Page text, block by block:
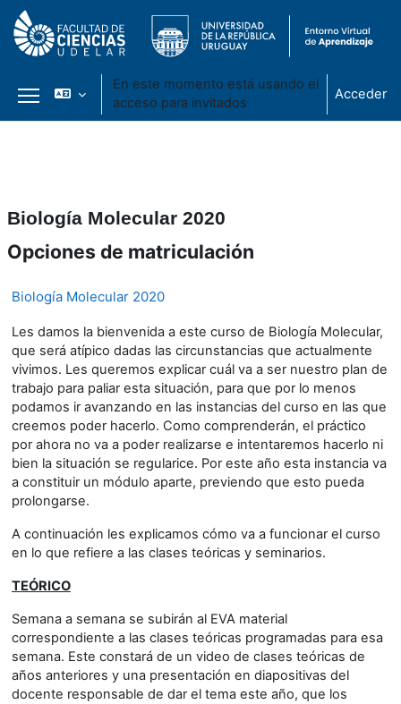
Panel lateral
En este momento está usando el
acceso para invitados
Acceder
Biología Molecular 2020
Opciones de matriculación
Biología Molecular 2020
Les damos la bienvenida a este curso de Biología Molecular,
que será atípico dadas las circunstancias que actualmente
vivimos. Les queremos explicar cuál va a ser nuestro plan de
trabajo para paliar esta situación, para que por lo menos
podamos ir avanzando en las instancias del curso en las que
creemos poder hacerlo. Como comprenderán, el práctico
por ahora no va a poder realizarse e intentaremos hacerlo ni
bien la situación se regularice. Por este año esta instancia va
a constituir un módulo aparte, previendo que esto pueda
prolongarse.
A continuación les explicamos cómo va a funcionar el curso
en lo que refiere a las clases teóricas y seminarios.
TEÓRICO
Semana a semana se subirán al EVA material
correspondiente a las clases teóricas programadas para esa
semana. Este constará de un video de clases teóricas de
años anteriores y una presentación en diapositivas del
docente responsable de dar el tema este año, que los